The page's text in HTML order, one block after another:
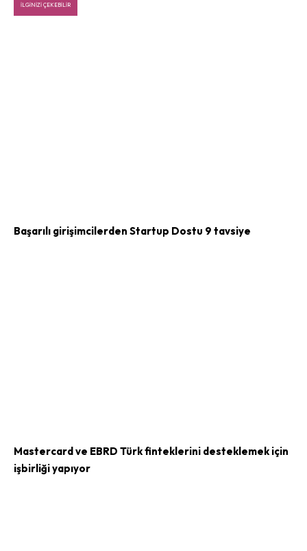
İLGINIZI ÇEKEBILIR
Başarılı girişimcilerden Startup Dostu 9 tavsiye
Mastercard ve EBRD Türk finteklerini desteklemek için
işbirliği yapıyor